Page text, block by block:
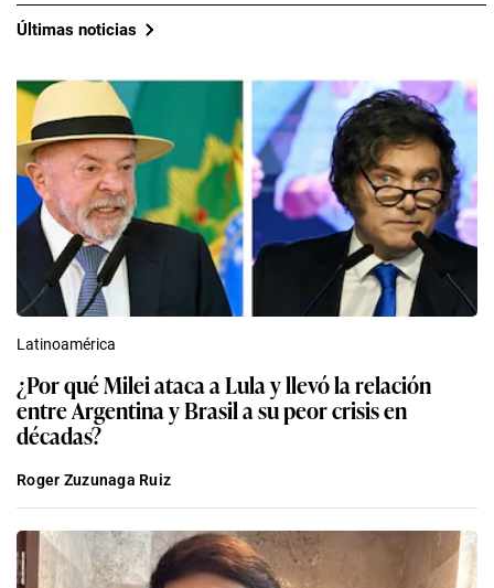
Últimas noticias
Latinoamérica
¿Por qué Milei ataca a Lula y llevó la relación
entre Argentina y Brasil a su peor crisis en
décadas?
Roger Zuzunaga Ruiz